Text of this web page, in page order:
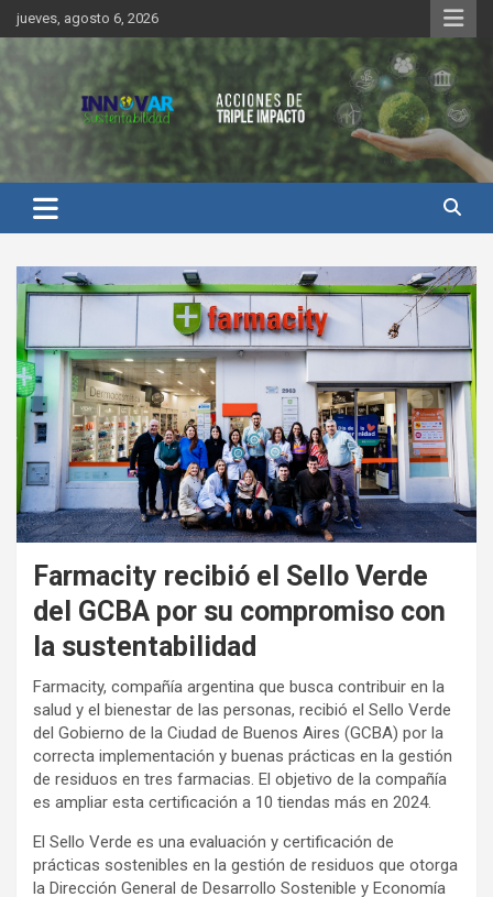
Saltar
al
contenido
jueves, agosto 6, 2026
Innovar Sustentabilidad
Farmacity recibió el Sello Verde
del GCBA por su compromiso con
la sustentabilidad
Farmacity, compañía argentina que busca contribuir en la
salud y el bienestar de las personas, recibió el Sello Verde
del Gobierno de la Ciudad de Buenos Aires (GCBA) por la
correcta implementación y buenas prácticas en la gestión
de residuos en tres farmacias. El objetivo de la compañía
es ampliar esta certificación a 10 tiendas más en 2024.
El Sello Verde es una evaluación y certificación de
prácticas sostenibles en la gestión de residuos que otorga
la Dirección General de Desarrollo Sostenible y Economía